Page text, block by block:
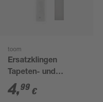
toom
Ersatzklingen
Tapeten- und
Bodenschaber
Hartmetall 10 cm 10
4,99 €